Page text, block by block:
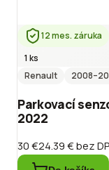
12 mes. záruka
1 ks
Renault
2008
Parkovací
2022
30 €24.39 €bez